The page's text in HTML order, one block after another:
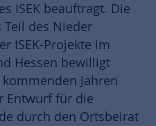
ISEK beauftragt. Die
Teil des Nieder
ISEK-Projekte im
Hessen bewilligt
Jahren
Entwurf für die
durch den Ortsbeirat